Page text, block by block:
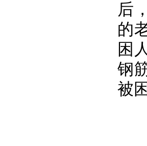
后
的
困
钢
被